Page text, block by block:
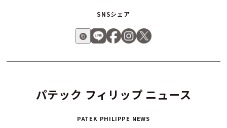
パテック フィリップ ニュース
PATEK PHILIPPE NEWS
SNSシェア